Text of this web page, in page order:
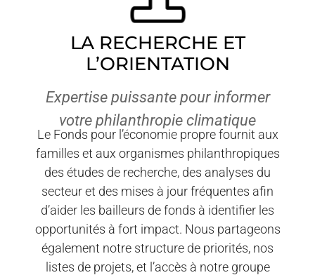
LA RECHERCHE ET
L’ORIENTATION
Expertise puissante pour informer
votre philanthropie climatique
Le Fonds pour l’économie propre fournit aux
familles et aux organismes philanthropiques
des études de recherche, des analyses du
secteur et des mises à jour fréquentes afin
d’aider les bailleurs de fonds à identifier les
opportunités à fort impact. Nous partageons
également notre structure de priorités, nos
listes de projets, et l’accès à notre groupe